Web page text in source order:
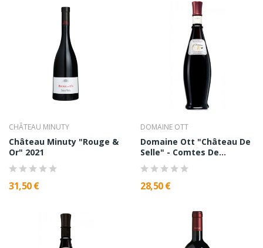
CHÂTEAU MINUTY
Château Minuty "Rouge &
Or" 2021
31,50 €
DOMAINE OTT
Domaine Ott "Château De
Selle" - Comtes De...
28,50 €